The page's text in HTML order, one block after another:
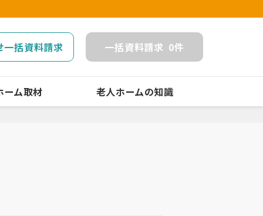
一括資料請求 一括資料請求 0件
ーム取材 老人ホームの知識